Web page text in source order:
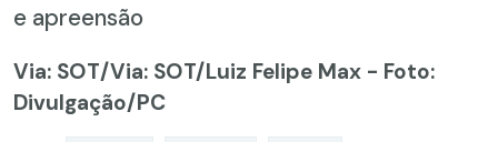
e apreensão
Via: SOT/Via: SOT/Luiz Felipe Max - Foto:
Divulgação/PC